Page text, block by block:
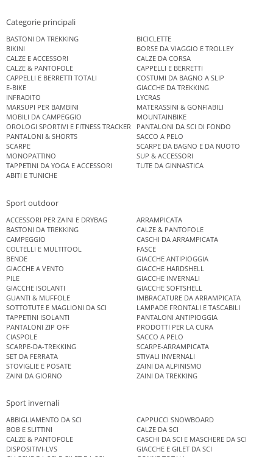
Categorie principali
BASTONI DA TREKKING
BICICLETTE
BIKINI
BORSE DA VIAGGIO E TROLLEY
CALZE E ACCESSORI
CALZE DA CORSA
CALZE & PANTOFOLE
CAPPELLI E BERRETTI
CAPPELLI E BERRETTI TOTALI
COSTUMI DA BAGNO A SLIP
E-BIKE
GIACCHE DA TREKKING
INFRADITO
LYCRAS
MARSUPI PER BAMBINI
MATERASSINI & GONFIABILI
MOBILI DA CAMPEGGIO
MOUNTAINBIKE
OROLOGI SPORTIVI E FITNESS TRACKER
PANTALONI DA SCI DI FONDO
PANTALONI & SHORTS
SACCO A PELO
SCARPE
SCARPE DA BAGNO E DA NUOTO
MONOPATTINO
SUP & ACCESSORI
TAPPETINI DA YOGA E ACCESSORI
TUTE DA GINNASTICA
ABITI E TUNICHE
Sport outdoor
ACCESSORI PER ZAINI E DRYBAG
ARRAMPICATA
BASTONI DA TREKKING
CALZE & PANTOFOLE
CAMPEGGIO
CASCHI DA ARRAMPICATA
COLTELLI E MULTITOOL
FASCE
BENDE
GIACCHE ANTIPIOGGIA
GIACCHE A VENTO
GIACCHE HARDSHELL
PILE
GIACCHE INVERNALI
GIACCHE ISOLANTI
GIACCHE SOFTSHELL
GUANTI & MUFFOLE
IMBRACATURE DA ARRAMPICATA
SOTTOTUTE E MAGLIONI DA SCI
LAMPADE FRONTALI E TASCABILI
TAPPETINI ISOLANTI
PANTALONI ANTIPIOGGIA
PANTALONI ZIP OFF
PRODOTTI PER LA CURA
CIASPOLE
SACCO A PELO
SCARPE-DA-TREKKING
SCARPE-ARRAMPICATA
SET DA FERRATA
STIVALI INVERNALI
STOVIGLIE E POSATE
ZAINI DA ALPINISMO
ZAINI DA GIORNO
ZAINI DA TREKKING
Sport invernali
ABBIGLIAMENTO DA SCI
CAPPUCCI SNOWBOARD
BOB E SLITTINI
CALZE DA SCI
CALZE & PANTOFOLE
CASCHI DA SCI E MASCHERE DA SCI
DISPOSITIVI-LVS
GIACCHE E GILET DA SCI